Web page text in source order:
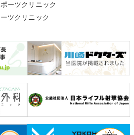
ーツクリニック
ツクリニック